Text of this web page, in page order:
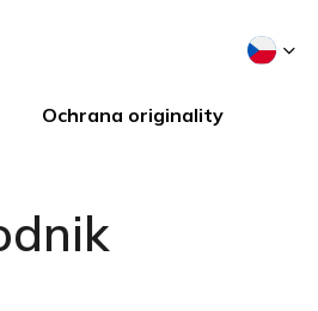
Ochrana originality